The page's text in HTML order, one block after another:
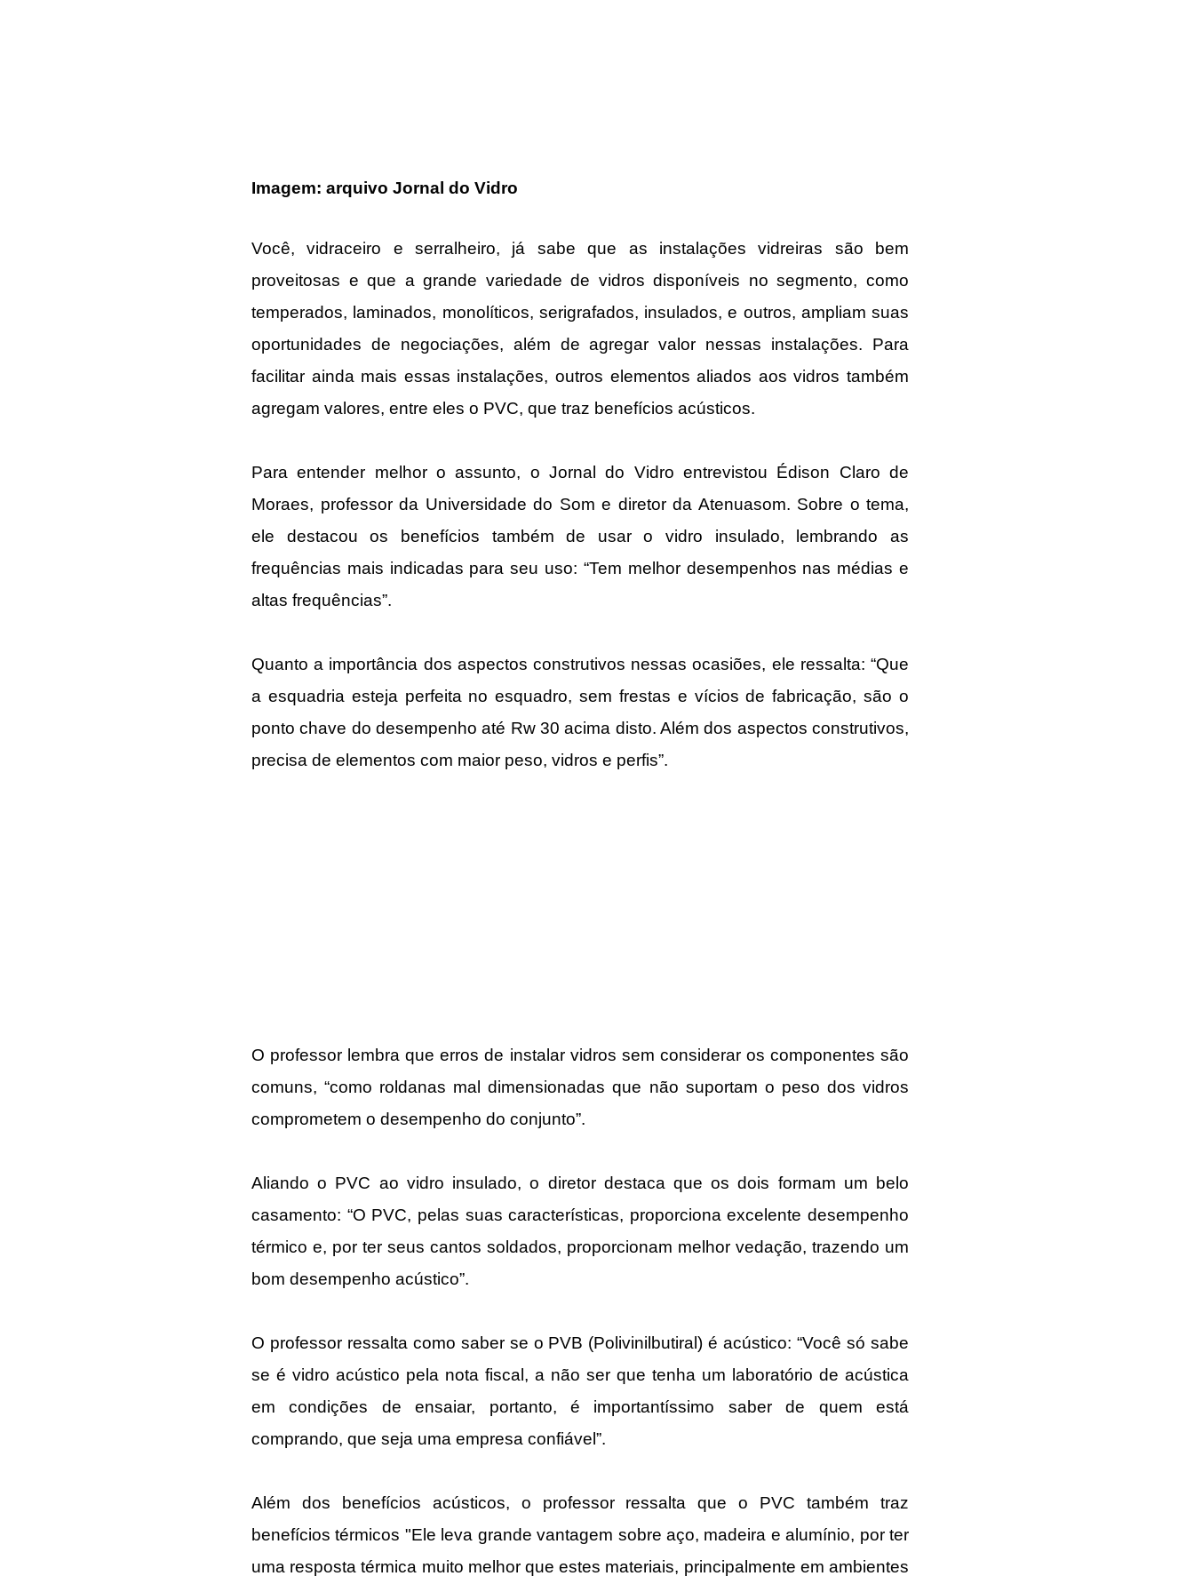
Imagem: arquivo Jornal do Vidro
Você, vidraceiro e serralheiro, já sabe que as instalações vidreiras são bem
proveitosas e que a grande variedade de vidros disponíveis no segmento, como
temperados, laminados, monolíticos, serigrafados, insulados, e outros, ampliam suas
oportunidades de negociações, além de agregar valor nessas instalações. Para
facilitar ainda mais essas instalações, outros elementos aliados aos vidros também
agregam valores, entre eles o PVC, que traz benefícios acústicos.
Para entender melhor o assunto, o Jornal do Vidro entrevistou Édison Claro de
Moraes, professor da Universidade do Som e diretor da Atenuasom. Sobre o tema,
ele destacou os benefícios também de usar o vidro insulado, lembrando as
frequências mais indicadas para seu uso: “Tem melhor desempenhos nas médias e
altas frequências”.
Quanto a importância dos aspectos construtivos nessas ocasiões, ele ressalta: “Que
a esquadria esteja perfeita no esquadro, sem frestas e vícios de fabricação, são o
ponto chave do desempenho até Rw 30 acima disto. Além dos aspectos construtivos,
precisa de elementos com maior peso, vidros e perfis”.
O professor lembra que erros de instalar vidros sem considerar os componentes são
comuns, “como roldanas mal dimensionadas que não suportam o peso dos vidros
comprometem o desempenho do conjunto”.
Aliando o PVC ao vidro insulado, o diretor destaca que os dois formam um belo
casamento: “O PVC, pelas suas características, proporciona excelente desempenho
térmico e, por ter seus cantos soldados, proporcionam melhor vedação, trazendo um
bom desempenho acústico”.
O professor ressalta como saber se o PVB (Polivinilbutiral) é acústico: “Você só sabe
se é vidro acústico pela nota fiscal, a não ser que tenha um laboratório de acústica
em condições de ensaiar, portanto, é importantíssimo saber de quem está
comprando, que seja uma empresa confiável”.
Além dos benefícios acústicos, o professor ressalta que o PVC também traz
benefícios térmicos "Ele leva grande vantagem sobre aço, madeira e alumínio, por ter
uma resposta térmica muito melhor que estes materiais, principalmente em ambientes